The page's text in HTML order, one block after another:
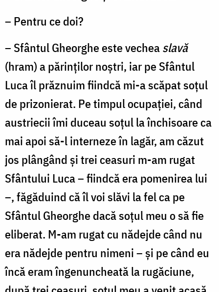
Oana
– Pentru ce doi?
– Sfântul Gheorghe este vecheaslavă
(hram) a părinţilor noştri, iar pe Sfântul
Luca îl prăznuim fiindcă mi-a scăpat soţul
de prizonierat. Pe timpul ocupaţiei, când
austriecii îmi duceau soţul la închisoare ca
mai apoi să-l interneze în lagăr, am căzut
jos plângând şi trei ceasuri m-am rugat
Sfântului Luca – fiindcă era pomenirea lui
–, făgăduind că îl voi slăvi la fel ca pe
Sfântul Gheorghe dacă soţul meu o să fie
eliberat. M-am rugat cu nădejde când nu
era nădejde pentru nimeni – şi pe când eu
încă eram îngenuncheată la rugăciune,